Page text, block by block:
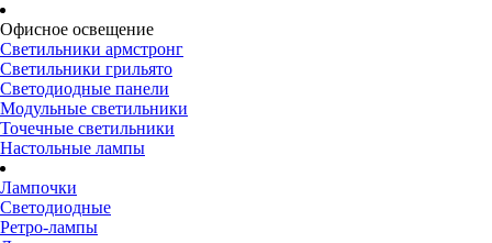
Офисное освещение
Светильники армстронг
Светильники грильято
Светодиодные панели
Модульные светильники
Точечные светильники
Настольные лампы
Лампочки
Светодиодные
Ретро-лампы